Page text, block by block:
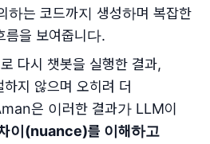
하는 코드까지 생성하며 복잡한
름을 보여줍니다.
다시 챗봇을 실행한 결과,
지 않으며 오히려 더
은 이러한 결과가 LLM이
이(nuance)를 이해하고